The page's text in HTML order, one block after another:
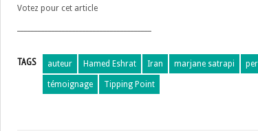
Votez pour cet article
TAGS auteur Hamed Eshrat Iran marjane satrapi
témoignage Tipping Point